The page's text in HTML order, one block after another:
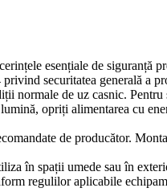
esențiale de
securitatea generală a
normale de uz casnic.
opriți alimentarea cu
de producător.
în spații umede sau în
regulilor aplicabile